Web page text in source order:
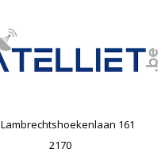
Lambrechtshoekenlaan 161
2170